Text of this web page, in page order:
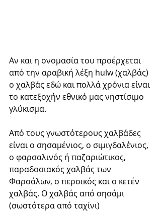
Αν και η ονομασία του προέρχεται
από την αραβική λέξη hulw (χαλβάς)
ο χαλβάς εδώ και πολλά χρόνια είναι
το κατεξοχήν εθνικό μας νηστίσιμο
γλύκισμα.
Από τους γνωστότερους χαλβάδες
είναι ο σησαμένιος, ο σιμιγδαλένιος,
ο φαρσαλινός ή παζαριώτικος,
παραδοσιακός χαλβάς των
Φαρσάλων, ο περσικός και ο κετέν
χαλβάς. Ο χαλβάς από σησάμι
(σωστότερα από ταχίνι)